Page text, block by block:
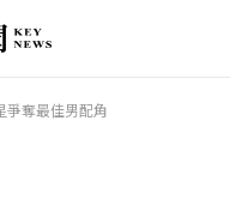
爭奪最佳男配角